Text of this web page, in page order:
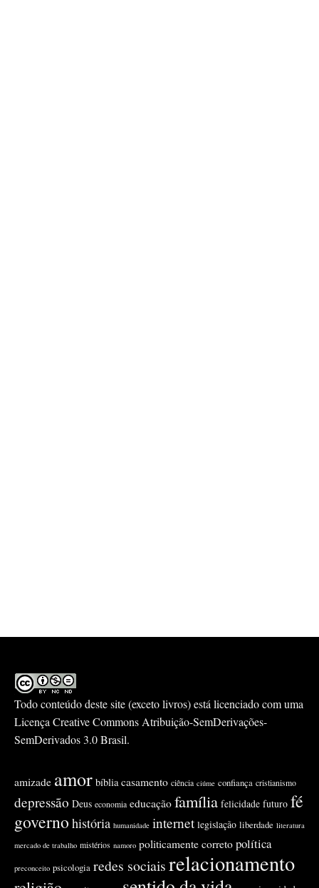
Todo conteúdo deste site (exceto livros) está licenciado com uma
Licença Creative Commons Atribuição-SemDerivações-
SemDerivados 3.0 Brasil.
amizade amor bíblia casamento ciência ciúme confiança cristianismo
depressão Deus economia educação família felicidade futuro fé
governo história humanidade internet legislação liberdade literatura
mercado de trabalho mistérios namoro politicamente correto política
preconceito psicologia redes sociaisrelacionamento